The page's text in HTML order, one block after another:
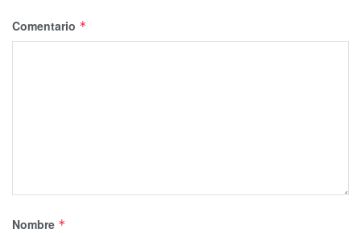
Comentario *
Nombre *